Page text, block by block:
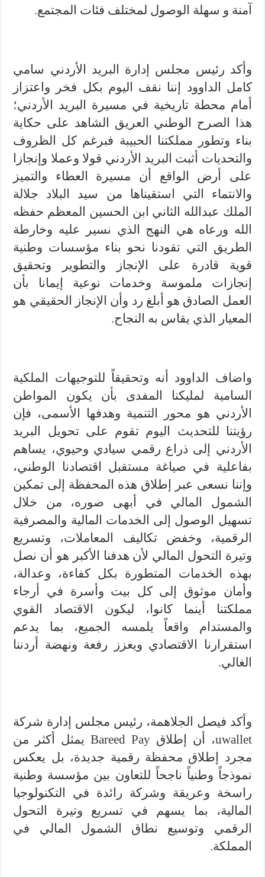
آمنة و سهلة الوصول لمختلف فئات المجتمع.
وأكد رئيس مجلس إدارة البريد الأردني سامي
كامل الداوود إننا نقف اليوم بكل فخر واعتزاز
أمام محطة تاريخية في مسيرة البريد الأردني؛
هذا الصرح الوطني العريق الشاهد على حكاية
بناء وتطور مملكتنا الحبيبة فبرغم كل الظروف
والتحديات أثبت البريد الأردني قولا وعملا وإنجازا
على أرض الواقع أن مسيرة العطاء والتميز
والانتماء التي استقيناها من سيد البلاد جلالة
الملك عبدالله الثاني ابن الحسين المعظم حفظه
الله ورعاه هي النهج الذي نسير عليه وخارطة
الطريق التي تقودنا نحو بناء مؤسسات وطنية
قوية قادرة على الإنجاز والتطوير وتحقيق
إنجازات ملموسة وخدمات نوعية إيمانا بأن
العمل الصادق هو أبلغ رد وأن الإنجاز الحقيقي هو
المعيار الذي يقاس به النجاح.
واضاف الداوود أنه وتحقيقاً للتوجيهات الملكية
السامية لمليكنا المفدى بأن يكون المواطن
الأردني هو محور التنمية وهدفها الأسمى، فإن
رؤيتنا للتحديث اليوم تقوم على تحويل البريد
الأردني إلى ذراع رقمي سيادي وحيوي، يساهم
بفاعلية في صياغة مستقبل اقتصادنا الوطني،
وإننا نسعى عبر إطلاق هذه المحفظة إلى تمكين
الشمول المالي في أبهى صوره، من خلال
تسهيل الوصول إلى الخدمات المالية والمصرفية
الرقمية، وخفض تكاليف المعاملات، وتسريع
وتيرة التحول المالي لأن هدفنا الأكبر هو أن نصل
بهذه الخدمات المتطورة بكل كفاءة، وعدالة،
وأمان موثوق إلى كل بيت وأسرة في أرجاء
مملكتنا أينما كانوا، ليكون الاقتصاد القوي
والمستدام واقعاً يلمسه الجميع، بما يدعم
استقرارنا الاقتصادي ويعزز رفعة ونهضة أردننا
الغالي.
وأكد فيصل الجلاهمة، رئيس مجلس إدارة شركة
uwallet، أن إطلاق Bareed Pay يمثل أكثر من
مجرد إطلاق محفظة رقمية جديدة، بل يعكس
نموذجاً وطنياً ناجحاً للتعاون بين مؤسسة وطنية
راسخة وعريقة وشركة رائدة في التكنولوجيا
المالية، بما يسهم في تسريع وتيرة التحول
الرقمي وتوسيع نطاق الشمول المالي في
المملكة.